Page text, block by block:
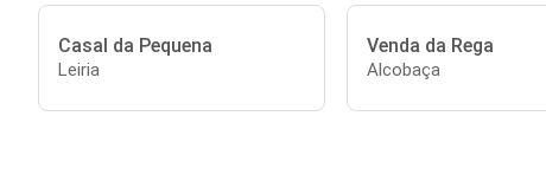
Casal da Pequena
Leiria
Venda da Rega
Alcobaça